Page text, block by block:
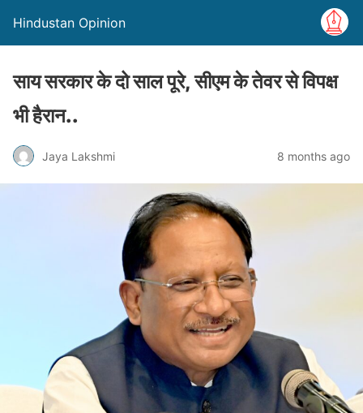
Hindustan Opinion
साय सरकार के दो साल पूरे, सीएम के तेवर से विपक्ष
भी हैरान..
Jaya Lakshmi 8 months ago